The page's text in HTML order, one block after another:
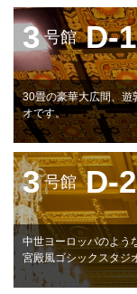
3 号館 D-1
30畳の豪華大広間、遊
オです。
3 号館 D-2
中世ヨーロッパのよう
宮殿風ゴシックスタジ